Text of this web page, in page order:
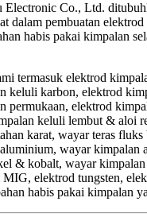
Electronic Co., Ltd.
dalam pembuatan
habis pakai kimpalan
termasuk elektrod
keluli karbon, elektrod
permukaan, elektrod
keluli lembut & aloi
karat, wayar teras fluks
wayar kimpalan
& kobalt, wayar kimpalan
elektrod tungsten,
habis pakai kimpalan